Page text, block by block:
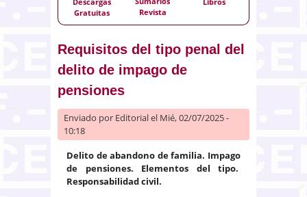
Gratuitas
Revista
Requisitos del tipo penal del
delito de impago de
pensiones
Enviado por Editorialel Mié, 02/07/2025 -
10:18
Delito de abandono de familia. Impago
de pensiones. Elementos del tipo.
Responsabilidad civil.